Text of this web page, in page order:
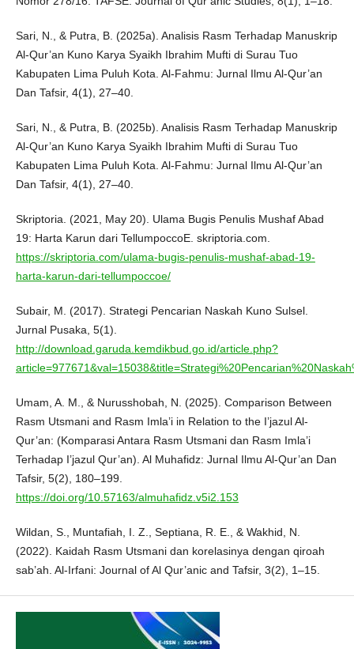
Sari, N., & Putra, B. (2025a). Analisis Rasm Terhadap Manuskrip
Al-Qur’an Kuno Karya Syaikh Ibrahim Mufti di Surau Tuo
Kabupaten Lima Puluh Kota. Al-Fahmu: Jurnal Ilmu Al-Qur’an
Dan Tafsir, 4(1), 27–40.
Sari, N., & Putra, B. (2025b). Analisis Rasm Terhadap Manuskrip
Al-Qur’an Kuno Karya Syaikh Ibrahim Mufti di Surau Tuo
Kabupaten Lima Puluh Kota. Al-Fahmu: Jurnal Ilmu Al-Qur’an
Dan Tafsir, 4(1), 27–40.
Skriptoria. (2021, May 20). Ulama Bugis Penulis Mushaf Abad
19: Harta Karun dari TellumpoccoE. skriptoria.com.
https://skriptoria.com/ulama-bugis-penulis-mushaf-abad-19-
harta-karun-dari-tellumpoccoe/
Subair, M. (2017). Strategi Pencarian Naskah Kuno Sulsel.
Jurnal Pusaka, 5(1).
http://download.garuda.kemdikbud.go.id/article.php?
Umam, A. M., & Nurusshobah, N. (2025). Comparison Between
Rasm Utsmani and Rasm Imla’i in Relation to the I’jazul Al-
Qur’an: (Komparasi Antara Rasm Utsmani dan Rasm Imla’i
Terhadap I’jazul Qur’an). Al Muhafidz: Jurnal Ilmu Al-Qur’an Dan
Tafsir, 5(2), 180–199.
https://doi.org/10.57163/almuhafidz.v5i2.153
Wildan, S., Muntafiah, I. Z., Septiana, R. E., & Wakhid, N.
(2022). Kaidah Rasm Utsmani dan korelasinya dengan qiroah
sab’ah. Al-Irfani: Journal of Al Qur’anic and Tafsir, 3(2), 1–15.